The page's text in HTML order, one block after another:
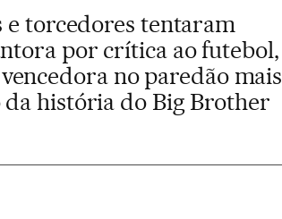
e torcedores tentaram
por crítica ao futebol,
no paredão mais
história do Big Brother